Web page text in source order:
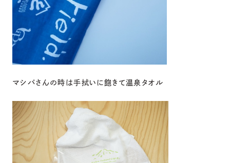
マシバさんの時は手拭いに飽きて温泉タオル